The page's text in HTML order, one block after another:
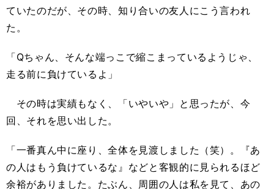
ていたのだが、その時、知り合いの友人にこう言われ
た。
「Qちゃん、そんな端っこで縮こまっているようじゃ、
走る前に負けているよ」
その時は実績もなく、「いやいや」と思ったが、今
回、それを思い出した。
「一番真ん中に座り、全体を見渡しました（笑）。『あ
の人はもう負けているな』などと客観的に見られるほど
余裕がありました。たぶん、周囲の人は私を見て、あの